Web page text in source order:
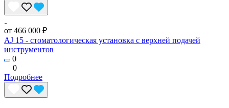
от 466 000 ₽
AJ 15 - стоматологическая установка с верхней подачей
инструментов
0
0
Подробнее